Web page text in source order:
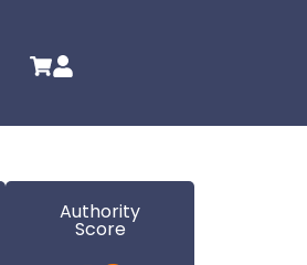
Authority
Score